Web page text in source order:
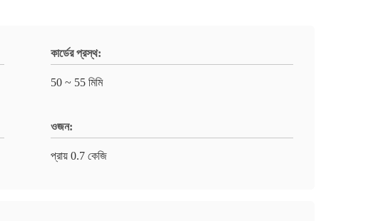
কার্ডের প্রস্থ:
50 ~ 55 মিমি
ওজন:
প্রায় 0.7 কেজি